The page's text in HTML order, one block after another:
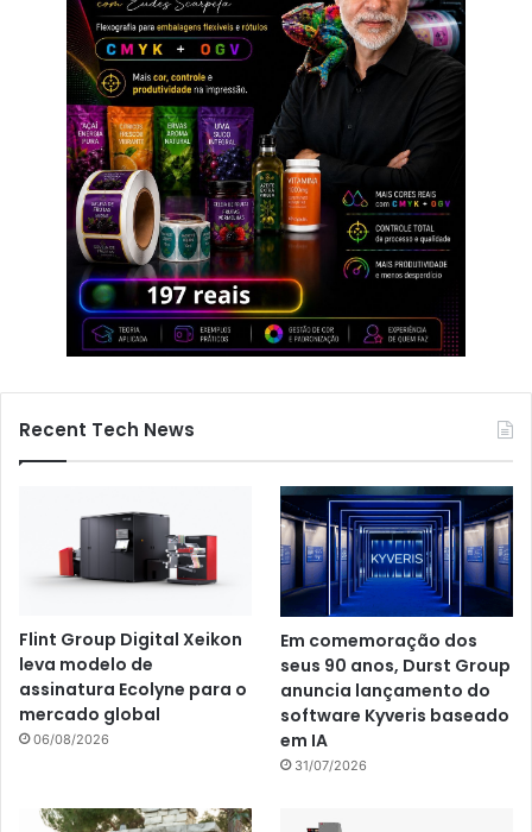
Recent Tech News
Flint Group Digital Xeikon
leva modelo de
assinatura Ecolyne para o
mercado global
06/08/2026
Em comemoração dos
seus 90 anos, Durst Group
anuncia lançamento do
software Kyveris baseado
em IA
31/07/2026